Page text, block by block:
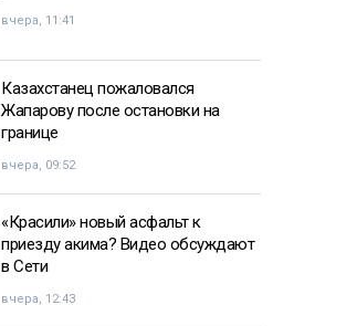
вчера, 11:41
Казахстанец пожаловался
Жапарову после остановки на
границе
вчера, 09:52
«Красили» новый асфальт к
приезду акима? Видео обсуждают
в Сети
вчера, 12:43